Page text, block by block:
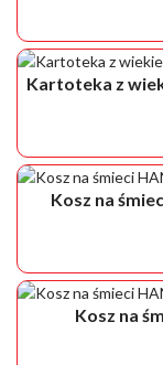
Kartoteka z
Kosz na
Kosz na